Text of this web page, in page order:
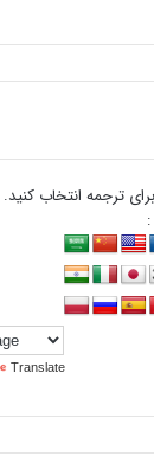
Translate